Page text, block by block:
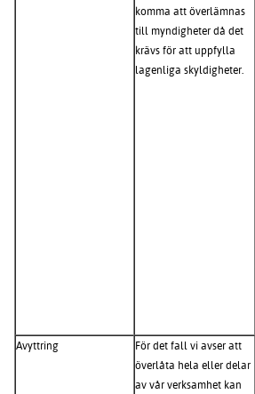
komma att överlämnas
till myndigheter då det
krävs för att uppfylla
lagenliga skyldigheter.
Avyttring
För det fall vi avser att
överlåta hela eller delar
av vår verksamhet kan